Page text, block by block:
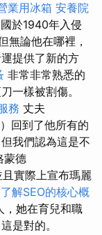
業用冰箱 安養院
於1940年入侵
無論他在哪裡，
提供了新的方
非常非常熟悉的
一樣被割傷。
務 丈夫
回到了他所有的
我們認為這是不
蒙德
且實際上宣布瑪麗
解SEO的核心概
，她在育兒和職
是對的。